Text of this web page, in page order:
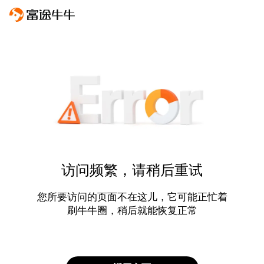
访问频繁，请稍后重试
您所要访问的页面不在这儿，它可能正忙着
刷牛牛圈，稍后就能恢复正常